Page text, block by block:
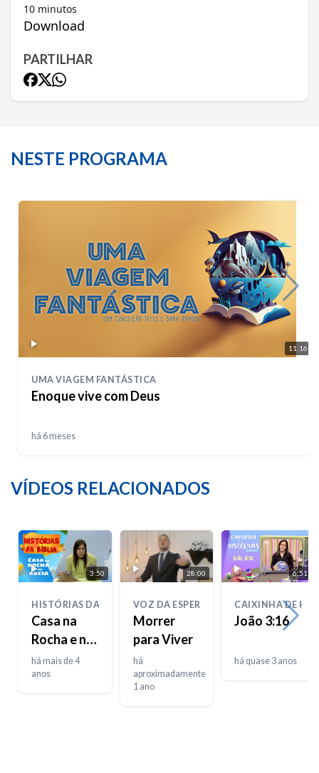
10 minutos
Download
PARTILHAR
NESTE PROGRAMA
11:16
UMA VIAGEM FANTÁSTICA
Enoque vive com Deus
há 6 meses
VÍDEOS RELACIONADOS
3:50
HISTÓRIAS DA BIBLIA
Casa na
Rocha e na
Areia
há mais de 4
anos
28:00
VOZ DA ESPERANÇA
Morrer
para Viver
há
aproximadamente
1 ano
6:51
CAIXINHA DE
João 3:16
há quase 3 anos